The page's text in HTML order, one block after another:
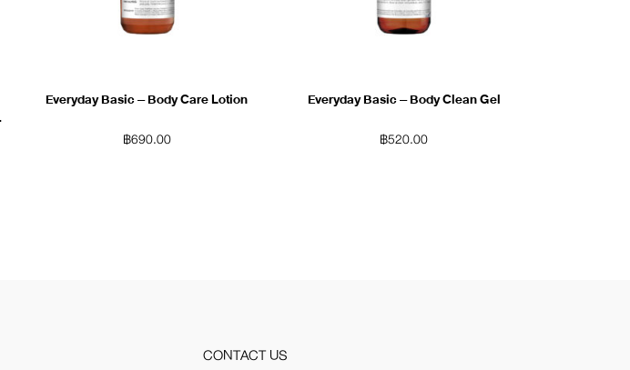
Everyday Basic – Body Care Lotion
฿690.00
Everyday Basic – Body Clean Gel
฿520.00
CONTACT US